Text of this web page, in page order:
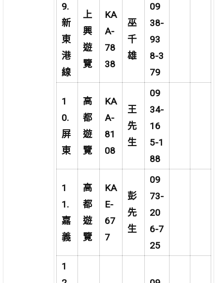
9.
新
東
港
線
上
興
遊
覽
KA
A-
78
38
巫
千
雄
09
38-
93
8-3
79
1
0.
屏
東
高
都
遊
覽
KA
A-
81
08
王
先
生
09
34-
16
5-1
88
1
1.
嘉
義
高
都
遊
覽
KA
E-
67
7
彭
先
生
09
73-
20
6-7
25
1